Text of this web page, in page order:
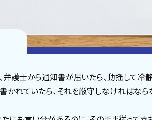
弁護士から通知書が届いたら、動揺して冷
かれていたら、それを厳守しなければなら